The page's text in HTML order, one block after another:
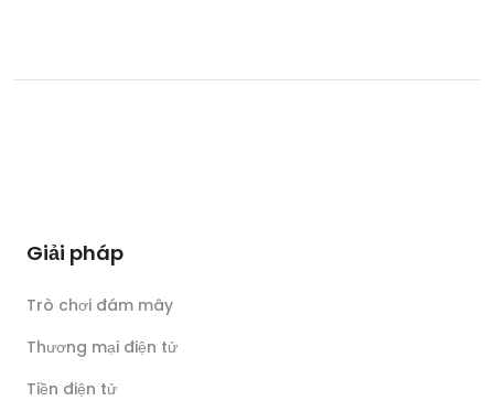
Giải pháp
Trò chơi đám mây
Thương mại điện tử
Tiền điện tử